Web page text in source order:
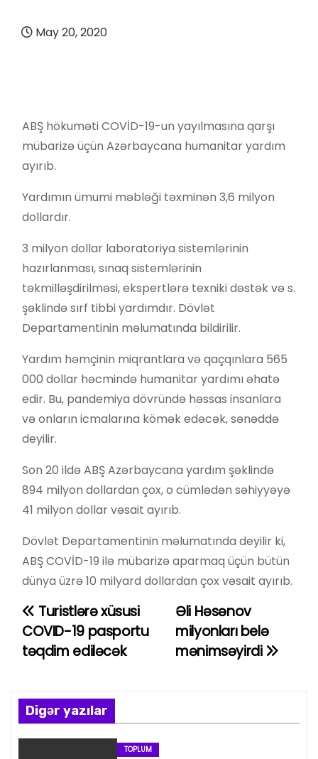
May 20, 2020
ABŞ hökuməti COVİD-19-un yayılmasına qarşı
mübarizə üçün Azərbaycana humanitar yardım
ayırıb.
Yardımın ümumi məbləği təxminən 3,6 milyon
dollardır.
3 milyon dollar laboratoriya sistemlərinin
hazırlanması, sınaq sistemlərinin
təkmilləşdirilməsi, ekspertlərə texniki dəstək və s.
şəklində sırf tibbi yardımdır. Dövlət
Departamentinin məlumatında bildirilir.
Yardım həmçinin miqrantlara və qaçqınlara 565
000 dollar həcmində humanitar yardımı əhatə
edir. Bu, pandemiya dövründə həssas insanlara
və onların icmalarına kömək edəcək, sənəddə
deyilir.
Son 20 ildə ABŞ Azərbaycana yardım şəklində
894 milyon dollardan çox, o cümlədən səhiyyəyə
41 milyon dollar vəsait ayırıb.
Dövlət Departamentinin məlumatında deyilir ki,
ABŞ COVİD-19 ilə mübarizə aparmaq üçün bütün
dünya üzrə 10 milyard dollardan çox vəsait ayırıb.
Y
a
ı
n
Əli Həsənov
milyonları belə
mənimsəyirdi
Turistlərə xüsusi
COVID-19 pasportu
təqdim ediləcək
Digər yazılar
TOPLUM